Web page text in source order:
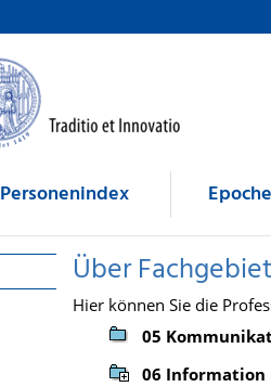
Personenindex
Über
Hier können Sie die
05
06 Information